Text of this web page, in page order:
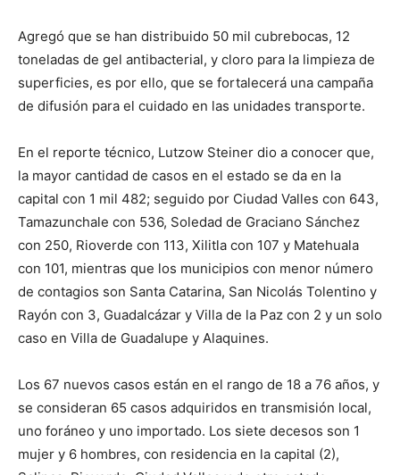
Agregó que se han distribuido 50 mil cubrebocas, 12
toneladas de gel antibacterial, y cloro para la limpieza de
superficies, es por ello, que se fortalecerá una campaña
de difusión para el cuidado en las unidades transporte.
En el reporte técnico, Lutzow Steiner dio a conocer que,
la mayor cantidad de casos en el estado se da en la
capital con 1 mil 482; seguido por Ciudad Valles con 643,
Tamazunchale con 536, Soledad de Graciano Sánchez
con 250, Rioverde con 113, Xilitla con 107 y Matehuala
con 101, mientras que los municipios con menor número
de contagios son Santa Catarina, San Nicolás Tolentino y
Rayón con 3, Guadalcázar y Villa de la Paz con 2 y un solo
caso en Villa de Guadalupe y Alaquines.
Los 67 nuevos casos están en el rango de 18 a 76 años, y
se consideran 65 casos adquiridos en transmisión local,
uno foráneo y uno importado. Los siete decesos son 1
mujer y 6 hombres, con residencia en la capital (2),